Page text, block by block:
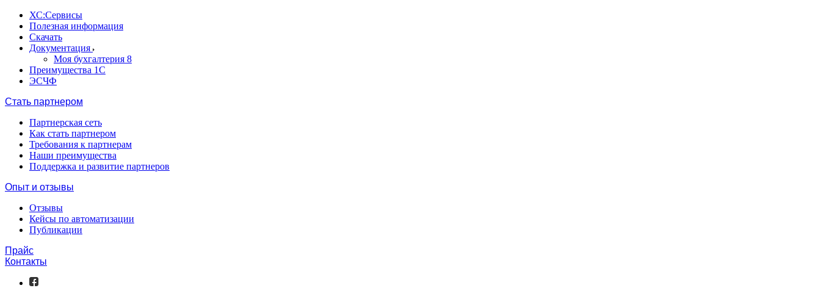
ХС:Сервисы
Полезная информация
Скачать
Документация
Моя бухгалтерия 8
Преимущества 1С
ЭСЧФ
Стать партнером
Партнерская сеть
Как стать партнером
Требования к партнерам
Наши преимущества
Поддержка и развитие партнеров
Опыт и отзывы
Отзывы
Кейсы по автоматизации
Публикации
Прайс
Контакты